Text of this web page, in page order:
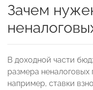
Зачем
В доходной части
размера неналоговых
например, ставки